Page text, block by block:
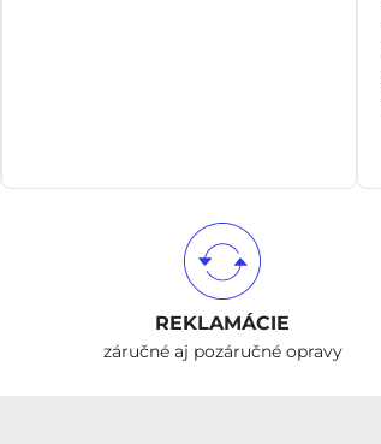
REKLAMÁCIE
záručné aj pozáručné opravy